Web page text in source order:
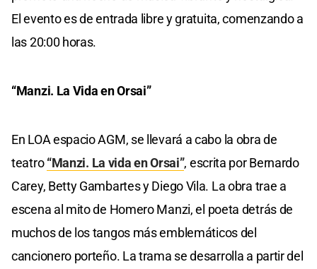
El evento es de entrada libre y gratuita, comenzando a
las 20:00 horas.
“Manzi. La Vida en Orsai”
En LOA espacio AGM, se llevará a cabo la obra de
teatro“Manzi. La vida en Orsai”, escrita por Bernardo
Carey, Betty Gambartes y Diego Vila. La obra trae a
escena al mito de Homero Manzi, el poeta detrás de
muchos de los tangos más emblemáticos del
cancionero porteño. La trama se desarrolla a partir del